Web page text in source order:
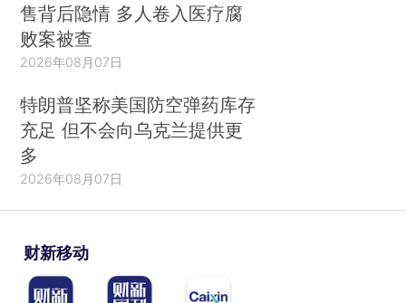
售背后隐情 多人卷入医疗腐
败案被查
2026年08月07日
特朗普坚称美国防空弹药库存
充足 但不会向乌克兰提供更
多
2026年08月07日
财新移动